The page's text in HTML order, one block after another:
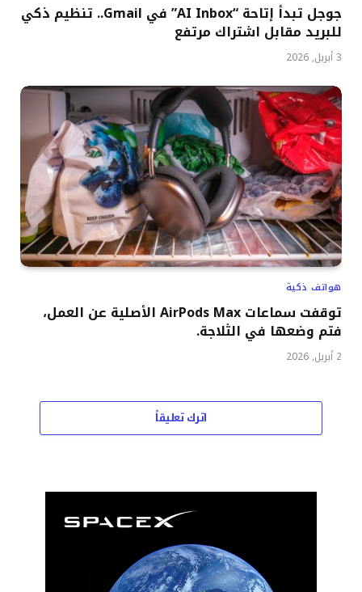
جوجل تبدأ إتاحة “AI Inbox” في Gmail.. تنظيم ذكي
للبريد مقابل اشتراك مرتفع
3 أبريل, 2026
هواتف ذكية
توقفت سماعات AirPods Max الأصلية عن العمل،
فتم وضعها في الثلاجة.
2 أبريل, 2026
اترك تعليقاً